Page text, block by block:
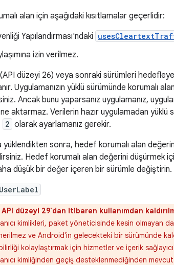
alan için aşağıdaki kısıtlamalar geçerlidir:
Yapılandırması'ndaki
izin verilmez.
düzeyi 26) veya sonraki sürümleri
Uygulamanızın yüklü sürümünde korumalı
Ancak bunu yaparsanız uygulamanız,
aktarmaz. Verilerin hazır uygulamadan yüklü
2 olarak ayarlamanız gerekir.
yüklendikten sonra, hedef korumalı alan
Hedef korumalı alan değerini düşürmek
düşük bir değer içeren bir sürümle değiştirin.
düzeyi 29'dan itibaren kullanımdan
kimlikleri, paket yöneticisinde kesin olmayan
ve Android'in gelecekteki bir sürümünde
kolaylaştırmak için hizmetler ve içerik
kimliğinden geçiş desteklenmediğinden